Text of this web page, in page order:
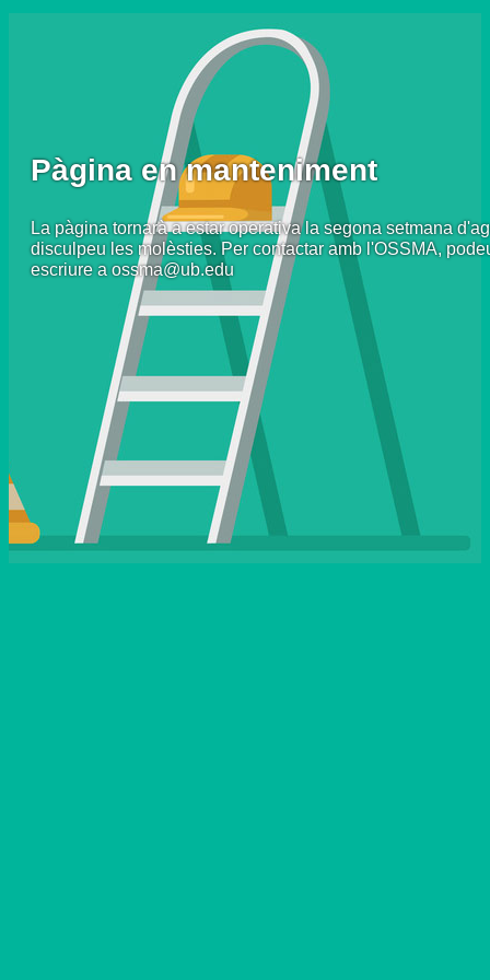
Pàgina en manteniment
La pàgina tornarà a estar operativa la segona setmana
disculpeu les molèsties. Per contactar amb l'OSSMA,
escriure a ossma@ub.edu